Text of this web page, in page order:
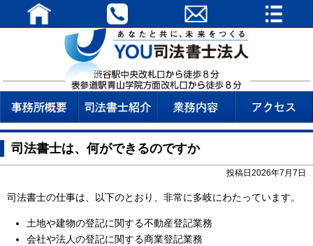
司法書士は、何ができるのですか
投稿日2026年7月7日
司法書士の仕事は、以下のとおり、非常に多岐にわたっています。
土地や建物の登記に関する不動産登記業務
会社や法人の登記に関する商業登記業務